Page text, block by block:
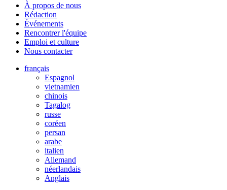
À propos de nous
Rédaction
Événements
Rencontrer l'équipe
Emploi et culture
Nous contacter
français
Espagnol
vietnamien
chinois
Tagalog
russe
coréen
persan
arabe
italien
Allemand
néerlandais
Anglais